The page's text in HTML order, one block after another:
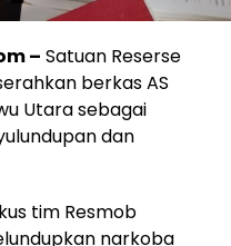
– Satuan Reserse
berkas AS
Utara sebagai
dan
tim Resmob
narkoba